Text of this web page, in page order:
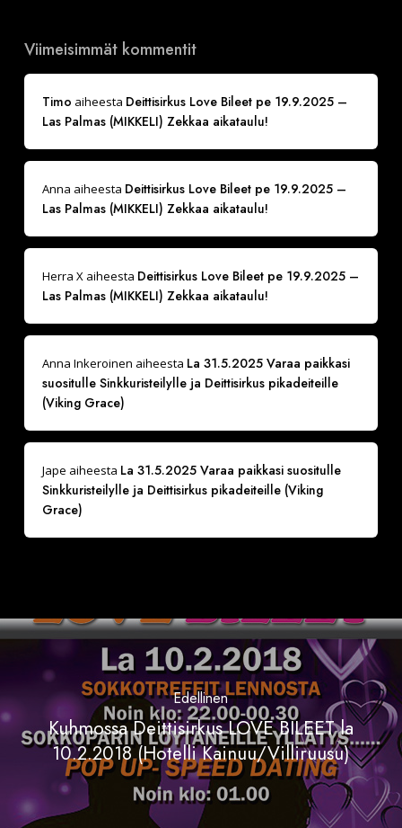
Viimeisimmät kommentit
Timo aiheesta Deittisirkus Love Bileet pe 19.9.2025 –
Las Palmas (MIKKELI) Zekkaa aikataulu!
Anna aiheesta Deittisirkus Love Bileet pe 19.9.2025 –
Las Palmas (MIKKELI) Zekkaa aikataulu!
Herra Xaiheesta Deittisirkus Love Bileet pe 19.9.2025 –
Las Palmas (MIKKELI) Zekkaa aikataulu!
Anna Inkeroinen aiheesta La 31.5.2025 Varaa paikkasi
suositulle Sinkkuristeilylle ja Deittisirkus pikadeiteille
(Viking Grace)
Jape aiheesta La 31.5.2025 Varaa paikkasi suositulle
Sinkkuristeilylle ja Deittisirkus pikadeiteille (Viking
Grace)
Edellinen
Kuhmossa Deittisirkus LOVE BILEET la
10.2.2018 (Hotelli Kainuu/Villiruusu)